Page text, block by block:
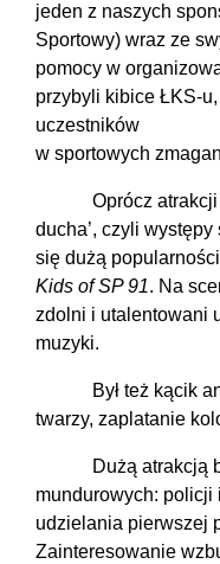
jeden z naszych
Sportowy) wraz ze
pomocy w
przybyli kibice ŁKS-
uczestników
w sportowych
Oprócz atrakcji
ducha’, czyli
się dużą
Kids of SP 91. Na
zdolni i utalentowani
muzyki.
Był też kącik
twarzy, zaplatanie
Dużą atrakcją był
mundurowych: policji
udzielania pierwszej
Zainteresowanie